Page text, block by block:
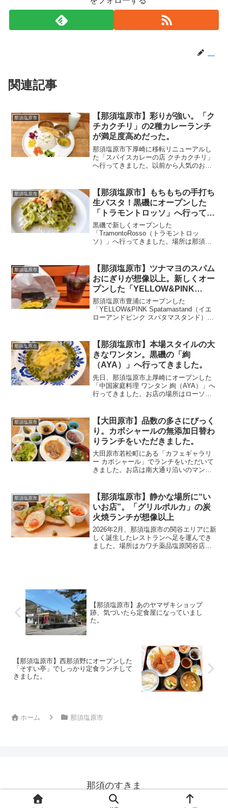
関連記事
那須塩原市
【那須塩原市】彩りが強い。「ク
チカクチリ」の2種カレーランチ
が満足度高めだった。
那須塩原市下厚崎に移転リニューアルし
た「スパイスカレーの店 クチカクチリ」
へ行ってきました。以前から人気のお店
ムなのに店内は満席。少し待ってから入
店できました。お店はF...
那須塩原市
【那須塩原市】もちもちの手打ち
生パスタ！黒磯にオープンした
「トラモントロッソ」へ行ってき
ました。
黒磯で新しくオープンした
「TramontoRosso（トラモントロッ
ソ）」へ行ってきました。場所は那須塩
日に新しいレストランとしてオープンし
たとのことで、さっそく...
那須塩原市
【那須塩原市】ツナマヨのスパム
おにぎりが想像以上。新しくオー
プンした「YELLOW&PINK
Spatamastand」へ。
那須塩原市豊浦にオープンした
「YELLOW&PINK Spatamastand（イエ
ローアンドピンク スパタマスタンド）」
タイプのお店です。場所は、とら食堂那
須塩原...
那須塩原市
【那須塩原市】本場スタイルの大
きなワンタン。黒磯の「絢
（AYA）」へ行ってきました。
先日、那須塩原市上厚崎にオープンした
「中国家庭料理 ワンタン 絢（AYA）」へ
行ってきました。お店の場所はローソン
数枚入っている、あのつるんとした薄皮
のものを思い浮かべる...
那須塩原市
【大田原市】品数の多さにびっく
り。カボシャールの無添加日替わ
りランチをいただきました。
大田原市若松町にある「カフェギャラリ
ー カボシャール」でランチをいただいて
きました。お店は南大通り沿いのマンシ
ることができました。ランチメニューは
お肉、お魚、パスタの...
那須塩原市
【那須塩原市】静かな場所に“い
いお店”。「グリルポルカ」の炭
火焼ランチが想像以上
2026年2月、那須塩原市の関谷エリアに新
しく誕生したレストランへ足を運んでき
ました。場所はカワチ薬品塩原関谷店の
【那須塩原市】あのヤマザキショップ
跡、気づいたら定食屋になっていまし
た。
【那須塩原市】西那須野にオープンした
「そすい亭」でしっかり定食ランチして
きました。
ホーム 那須塩原市
那須のすきま
© 2011 那須のすきま.